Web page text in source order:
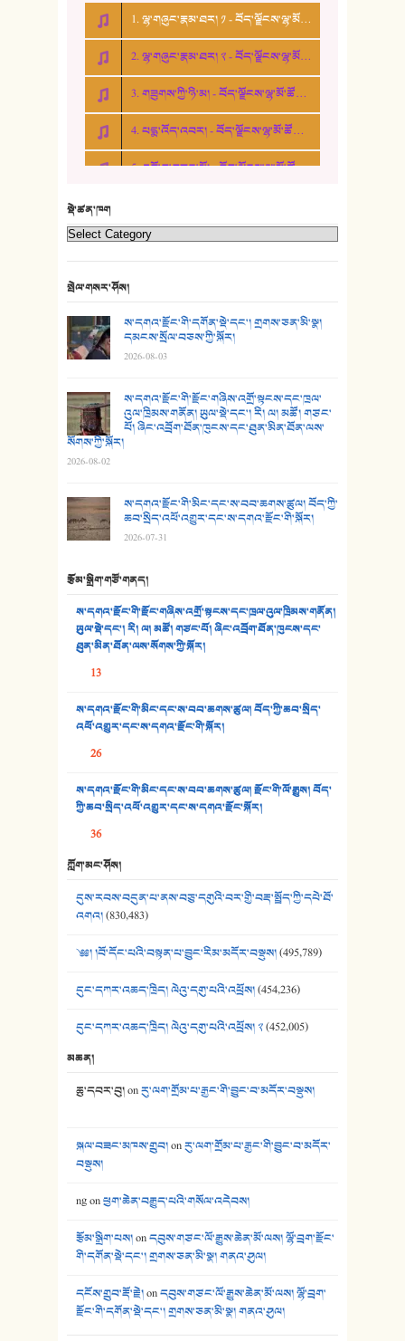
17. ང་བོད་པ་ཡིན། - ཕུར་བུ་རྣམ་རྒྱལ།
18. ང་ལ་བྱམས་པའི་ཨ་མ།
19. ཆ་རྐྱེན་མེད་པའི་སེམས།
20. བསྟན་རྒྱས་གླིང་།
23. ཕོ་རྒོད་པོ།
25. མགྲོན་པོ།
26. ཨ་མའི་ཐང་ཁུག
27. ལྕེ་བདེ་ཞོལ་གྱི་པང་གདན།
28. སྟོད་གཞས། - ཕན་ཐོག
30. སི་ལིང་འབྲི་མོ། - ཕན་ཐོག
31. ཕ་ཡུལ་ཡར་ཀླུང་།
32. ཨ་མ།
33. འཛོམས་པའི་ལམ།
34. ཉི་མ་སེམས་ལ་ཞོག་དང་། - ཟླ་སྒྲོན།
36. ཟླ་གཞོན་སྙན་དབྱངས། - ཟླ་སྒྲོན།
38. ཡབ་ཡུམ། - ཟླ་སྒྲོན།
1. ལྷ་གཞུང་རྣམ་ཐར། ༡ - བོད་ལྗོངས་ལྷ་མོ་ཚོགས་པ།
2. ལྷ་གཞུང་རྣམ་ཐར། ༢ - བོད་ལྗོངས་ལྷ་མོ་ཚོགས་པ།
3. གཟུགས་ཀྱི་ཉི་མ། - བོད་ལྗོངས་ལྷ་མོ་ཚོགས་པ།
4. པདྨ་འོད་འབར། - བོད་ལྗོངས་ལྷ་མོ་ཚོགས་པ།
5. འགྲོ་བ་བཟང་མོ། - བོད་ལྗོངས་ལྷ་མོ་ཚོགས་པ།
སྡེ་ཚན་ཁག
སྤེལ་གསར་ཤོས།
ས་དགའ་རྫོང་གི་དགོན་སྡེ་དང་། གྲགས་ཅན་མི་སྣ།
དམངས་སྲོལ་བཅས་ཀྱི་སྐོར།
2026-08-03
ས་དགའ་རྫོང་གི་རྫོང་གཞིས་འགྲོ་སྟངས་དང་ཁྲལ་
འུལ་ཁྲིམས་གནོན། ཡུལ་སྡེ་དང་། རི། ལ། མཚོ། གཙང་
པོ། ཞིང་འབྲོག་ཐོན་ཁུངས་དང་ཐུན་མིན་ཐོན་ལས་
སོགས་ཀྱི་སྐོར།
2026-08-02
ས་དགའ་རྫོང་གི་མིང་དང་ས་བབ་ཆགས་ཚུལ། བོད་ཀྱི་
ཆབ་སྲིད་འཕོ་འགྱུར་དང་ས་དགའ་རྫོང་གི་སྐོར།
2026-07-31
རྩོམ་སྒྲིག་གཙོ་གནད།
ས་དགའ་རྫོང་གི་རྫོང་གཞིས་འགྲོ་སྟངས་དང་ཁྲལ་འུལ་ཁྲིམས་གནོན།
ཡུལ་སྡེ་དང་། རི། ལ། མཚོ། གཙང་པོ། ཞིང་འབྲོག་ཐོན་ཁུངས་དང་
ཐུན་མིན་ཐོན་ལས་སོགས་ཀྱི་སྐོར།
13
ས་དགའ་རྫོང་གི་མིང་དང་ས་བབ་ཆགས་ཚུལ། བོད་ཀྱི་ཆབ་སྲིད་
འཕོ་འགྱུར་དང་ས་དགའ་རྫོང་གི་སྐོར།
26
ས་དགའ་རྫོང་གི་མིང་དང་ས་བབ་ཆགས་ཚུལ། རྫོང་གི་ལོ་རྒྱུས། བོད་
ཀྱི་ཆབ་སྲིད་འཕོ་འགྱུར་དང་ས་དགའ་རྫོང་སྐོར།
36
ཀློག་མང་ཤོས།
དུས་རབས་བདུན་པ་ནས་བཅུ་དགུའི་བར་གྱི་བརྡ་སྤྲོད་ཀྱི་དཔེ་ཐོ་
འགའ།(830,483)
༄༅། །བོ་དོང་པའི་བསྟན་པ་བྱུང་རིམ་མདོར་བསྡུས།(495,789)
དུང་དཀར་འཆད་ཁྲིད། ལེའུ་དགུ་པའི་འཕྲོས།(454,236)
དུང་དཀར་འཆད་ཁྲིད། ལེའུ་དགུ་པའི་འཕྲོས། ༢(452,005)
མཆན།
ཆུ་དབར་བུ།onརུ་ལག་གྲོམ་པ་རྒྱང་གི་བྱུང་བ་མདོར་བསྡུས།
སྐལ་བཟང་མཁས་གྲུབ།onརུ་ལག་གྲོམ་པ་རྒྱང་གི་བྱུང་བ་མདོར་
བསྡུས།
ngonཕྱག་ཆེན་བརྒྱུད་པའི་གསོལ་འདེབས།
རྩོམ་སྒྲིག་པས།onདབུས་གཙང་ལོ་རྒྱུས་ཆེན་མོ་ལས། ལྷོ་བྲག་རྫོང་
གི་དགོན་སྡེ་དང་། གྲགས་ཅན་མི་སྣ། གནའ་ཤུལ།
དངོས་གྲུབ་རྡོ་རྗེ།onདབུས་གཙང་ལོ་རྒྱུས་ཆེན་མོ་ལས། ལྷོ་བྲག་
རྫོང་གི་དགོན་སྡེ་དང་། གྲགས་ཅན་མི་སྣ། གནའ་ཤུལ།